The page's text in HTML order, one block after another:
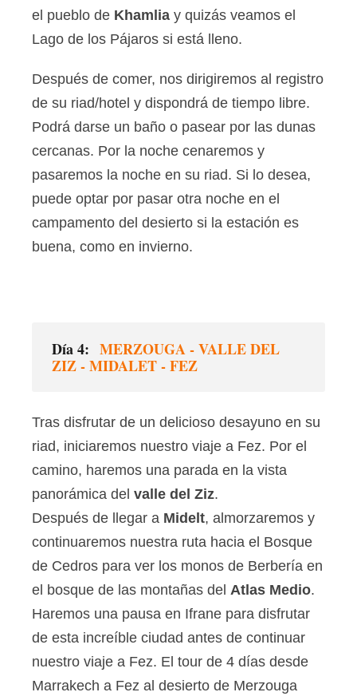
el pueblo de Khamlia y quizás veamos el
Lago de los Pájaros si está lleno.
Después de comer, nos dirigiremos al registro
de su riad/hotel y dispondrá de tiempo libre.
Podrá darse un baño o pasear por las dunas
cercanas. Por la noche cenaremos y
pasaremos la noche en su riad. Si lo desea,
puede optar por pasar otra noche en el
campamento del desierto si la estación es
buena, como en invierno.
Día 4: MERZOUGA - VALLE DEL
ZIZ - MIDALET - FEZ
Tras disfrutar de un delicioso desayuno en su
riad, iniciaremos nuestro viaje a Fez. Por el
camino, haremos una parada en la vista
panorámica del valle del Ziz.
Después de llegar a Midelt, almorzaremos y
continuaremos nuestra ruta hacia el Bosque
de Cedros para ver los monos de Berbería en
el bosque de las montañas del Atlas Medio.
Haremos una pausa en Ifrane para disfrutar
de esta increíble ciudad antes de continuar
nuestro viaje a Fez. El tour de 4 días desde
Marrakech a Fez al desierto de Merzouga